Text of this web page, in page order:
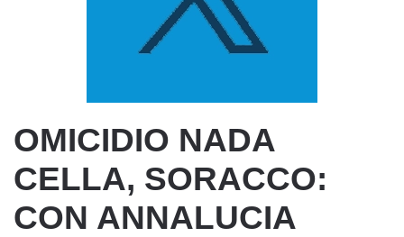
OMICIDIO NADA
CELLA, SORACCO:
CON ANNALUCIA